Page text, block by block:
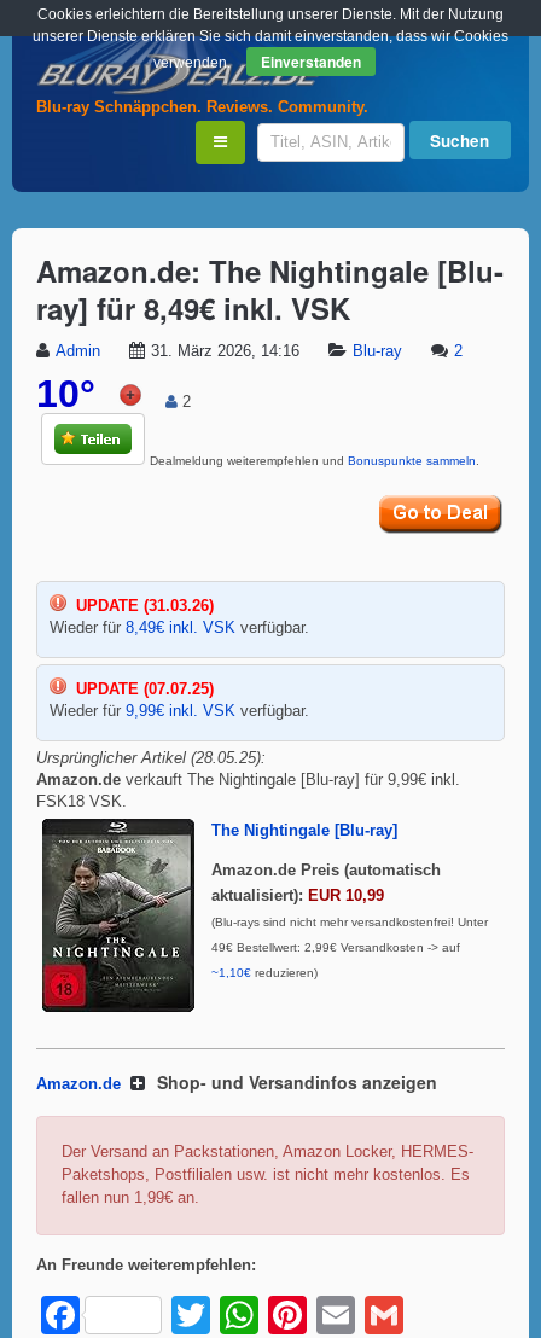
Blu-ray Schnäppchen. Reviews. Community.
Amazon.de: The Nightingale [Blu-
ray] für 8,49€ inkl. VSK
Admin 31. März 2026, 14:16 Blu-ray 2
10° 2
Dealmeldung weiterempfehlen und Bonuspunkte sammeln
UPDATE (31.03.26)
Wieder für 8,49€ inkl. VSK verfügbar.
UPDATE (07.07.25)
Wieder für 9,99€ inkl. VSK verfügbar.
Ursprünglicher Artikel (28.05.25):
Amazon.de verkauft The Nightingale [Blu-ray] für 9,99€ inkl.
FSK18 VSK.
The Nightingale [Blu-ray]
Amazon.de Preis (automatisch
aktualisiert): EUR 10,99
(Blu-rays sind nicht mehr versandkostenfrei! Unter
49€ Bestellwert: 2,99€ Versandkosten -> auf
~1,10€ reduzieren)
Amazon.de Shop- und Versandinfos anzeigen
Der Versand an Packstationen, Amazon Locker, HERMES-
Paketshops, Postfilialen usw. ist nicht mehr kostenlos. Es
fallen nun 1,99€ an.
An Freunde weiterempfehlen:
F
T
W Pi E
Cookies erleichtern die Bereitstellung unserer Dienste. Mit der Nutzung
unserer Dienste erklären Sie sich damit einverstanden, dass wir Cookies
verwenden.
Einverstanden